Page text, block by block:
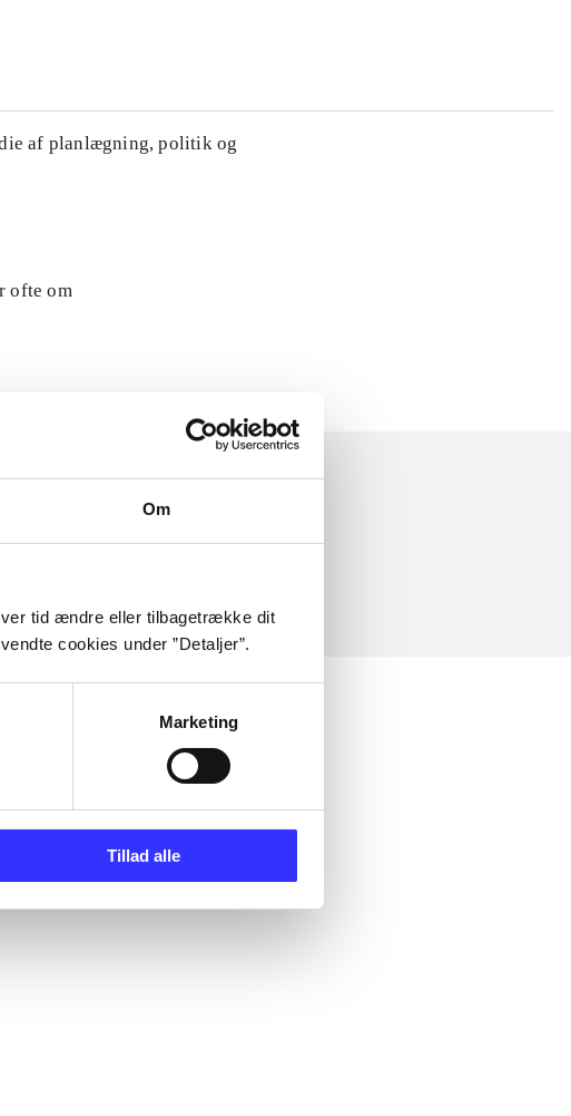
Om
tid ændre eller tilbagetrække dit
cookies under ”Detaljer”.
Marketing
Tillad alle
af planlægning, politik og
ofte om